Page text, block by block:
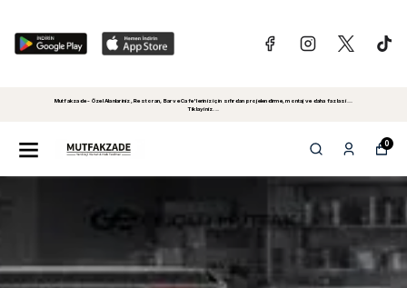
Mutfakzade - Özel Alanlariniz, Restoran, Bar ve Cafe'leriniz için sıfırdan projelendirme, montaj ve daha fazlasi...
Tiklayiniz...
0